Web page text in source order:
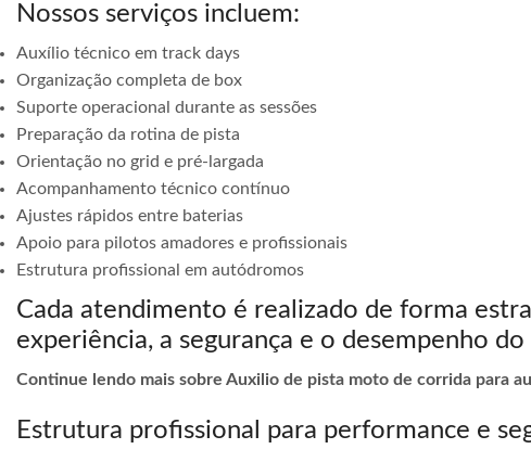
Nossos serviços incluem:
Auxílio técnico em track days
Organização completa de box
Suporte operacional durante as sessões
Preparação da rotina de pista
Orientação no grid e pré-largada
Acompanhamento técnico contínuo
Ajustes rápidos entre baterias
Apoio para pilotos amadores e profissionais
Estrutura profissional em autódromos
Cada atendimento é realizado de forma
experiência, a segurança e o desempenho
Continue lendo mais sobre Auxilio de pista moto de corrida para
Estrutura profissional para performance e